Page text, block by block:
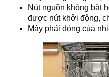
Nút nguồn không bật
được nút khởi động,
Máy phải đóng của